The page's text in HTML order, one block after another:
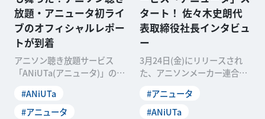
放題・アニュータ初ライ
ブのオフィシャルレポー
トが到着
アニソン聴き放題サービス
「ANiUTa(アニュータ)」のサ
ニソンまみれ”の
#ANiUTa
#アニュータ
タート！ 佐々木史朗代
表取締役社長インタビュ
ー
3月24日(金)にリリースされ
た、アニソンメーカー連合に
聴き放題サービス“
#アニュータ
#ANiUTa